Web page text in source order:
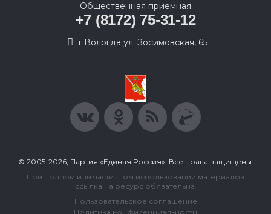
Общественная приемная
+7 (8172) 75-31-12
г.Вологда ул. Зосимовская, 65
© 2005-2026, Партия «Единая Россия». Все права защищены.
При полном или частичном использовании материалов
ссылка на ресурс обязательна.
Пользовательское соглашение
Политика конфиденциальности